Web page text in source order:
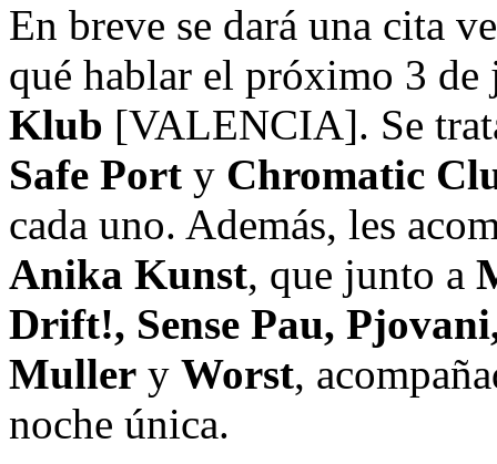
En breve se dará una cita
qué hablar el próximo 3 de
Klub [VALENCIA]. Se
Safe Port y Chromatic
cada uno. Además, les
Anika Kunst, que junto a
Drift!, Sense Pau,
Muller y Worst,
noche única.